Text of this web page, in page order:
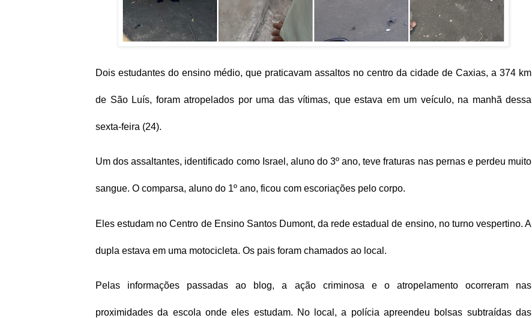
Dois estudantes do ensino médio, que praticavam assaltos no centro da cidade de Caxias, a 374 km
de São Luís, foram atropelados por uma das vítimas, que estava em um veículo, na manhã dessa
sexta-feira (24).
Um dos assaltantes, identificado como Israel, aluno do 3º ano, teve fraturas nas pernas e perdeu muito
sangue. O comparsa, aluno do 1º ano, ficou com escoriações pelo corpo.
Eles estudam no Centro de Ensino Santos Dumont, da rede estadual de ensino, no turno vespertino. A
dupla estava em uma motocicleta. Os pais foram chamados ao local.
Pelas informações passadas ao blog, a ação criminosa e o atropelamento ocorreram nas
proximidades da escola onde eles estudam. No local, a polícia apreendeu bolsas subtraídas das